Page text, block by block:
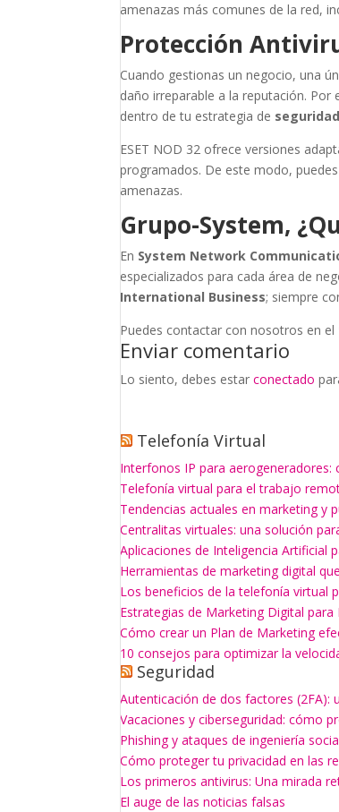
amenazas más comunes de la red,
Protección
Cuando gestionas un negocio, una
daño irreparable a la reputación. Por
dentro de tu estrategia de
ESET NOD 32 ofrece versiones
programados. De este modo,
amenazas.
Grupo-System,
En System Network
especializados para cada área de
International Business; siempre
Puedes contactar con nosotros en el
Enviar comentario
Lo siento, debes estarconectado
Telefonía Virtual
Interfonos IP para aerogeneradores:
Telefonía virtual para el trabajo
Tendencias actuales en marketing y
Centralitas virtuales: una solución
Aplicaciones de Inteligencia Artificial
Herramientas de marketing digital
Los beneficios de la telefonía virtual
Estrategias de Marketing Digital para
Cómo crear un Plan de Marketing
10 consejos para optimizar la
Seguridad
Autenticación de dos factores (2FA):
Vacaciones y ciberseguridad: cómo
Phishing y ataques de ingeniería
Cómo proteger tu privacidad en las
Los primeros antivirus: Una mirada
El auge de las noticias falsas